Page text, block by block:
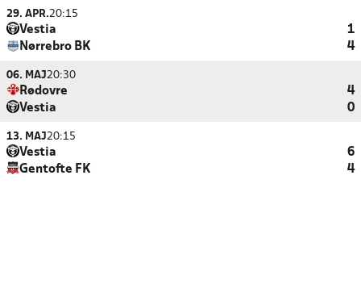
29. APR.20:15
Vestia
1
Nørrebro BK
4
06. MAJ20:30
Rødovre
4
Vestia
0
13. MAJ20:15
Vestia
6
Gentofte FK
4